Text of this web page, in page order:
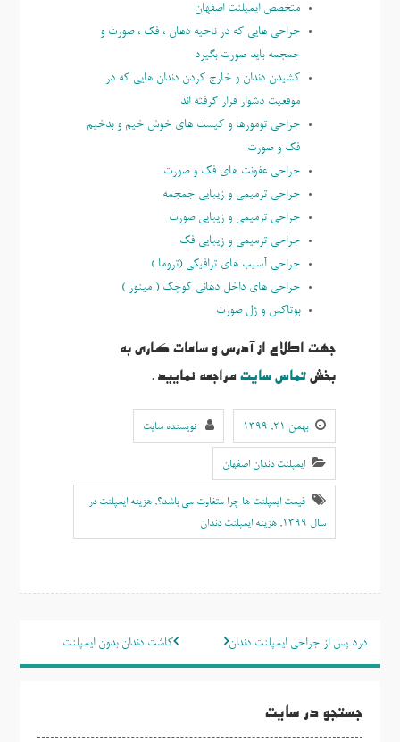
متخصص ايمپلنت اصفهان
جراحی هایی که در ناحیه دهان ، فک ، صورت و
جمجمه باید صورت بگیرد
کشیدن دندان و خارج کردن دندان هایی که در
موقعیت دشوار قرار گرفته اند
جراحی تومورها و کیست های خوش خیم و بدخیم
فک و صورت
جراحی عفونت های فک و صورت
جراحی ترمیمی و زیبایی جمجمه
جراحی ترمیمی و زیبایی صورت
جراحی ترمیمی و زیبایی فک
جراحی آسیب های ترافیکی (تروما )
جراحی های داخل دهانی کوچک ( مینور )
بوتاكس و ژل صورت
جهت اطلاع از آدرس و ساعات کاری به
بخشتماس سایتمراجعه نمایید.
بهمن ۲۱, ۱۳۹۹ نویسنده سایت
ایمپلنت دندان اصفهان
قیمت ایمپلنت ها چرا متفاوت می باشد؟, هزینه ایمپلنت در
سال 1399
, هزینه ایمپلنت دندان
نوشته
کاشت دندان بدون ایمپلنت درد پس از جراحی ایمپلنت دندان
جستجو در سایت